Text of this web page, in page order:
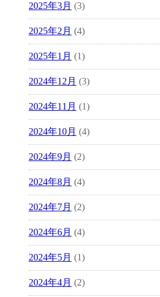
2025年3月 (3)
2025年2月 (4)
2025年1月 (1)
2024年12月 (3)
2024年11月 (1)
2024年10月 (4)
2024年9月 (2)
2024年8月 (4)
2024年7月 (2)
2024年6月 (4)
2024年5月 (1)
2024年4月 (2)